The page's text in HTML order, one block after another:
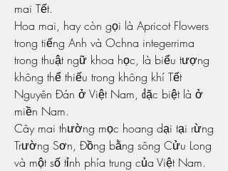
mai Tết.
Hoa mai, hay còn gọi là Apricot Flowers
trong tiếng Anh và Ochna integerrima
trong thuật ngữ khoa học, là biểu tượng
không thể thiếu trong không khí Tết
Nguyên Đán ở Việt Nam, đặc biệt là ở
miền Nam.
Cây mai thường mọc hoang dại tại rừng
Trường Sơn, Đồng bằng sông Cửu Long
và một số tỉnh phía trung của Việt Nam.